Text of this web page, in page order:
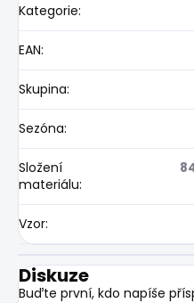
Kategorie:
EAN:
Skupina:
Sezóna:
Složení
materiálu:
Vzor:
Diskuze
Buďte první, kdo napíše